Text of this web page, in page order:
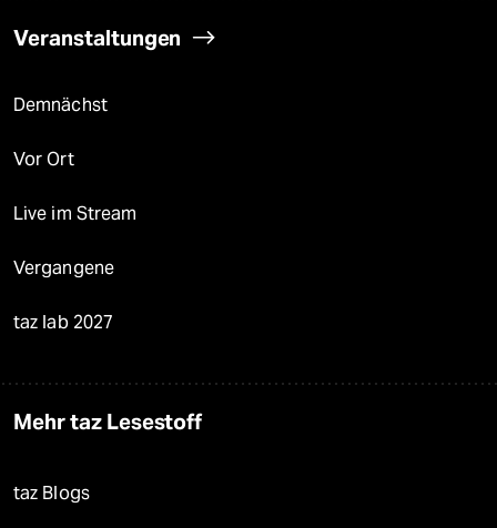
Veranstaltungen
Demnächst
Vor Ort
Live im Stream
Vergangene
taz lab 2027
Mehr taz Lesestoff
taz Blogs